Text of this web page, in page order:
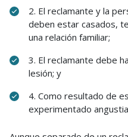
2. El reclamante y la
deben estar casados,
una relación familiar;
3. El reclamante debe
lesión; y
4. Como resultado de
experimentado